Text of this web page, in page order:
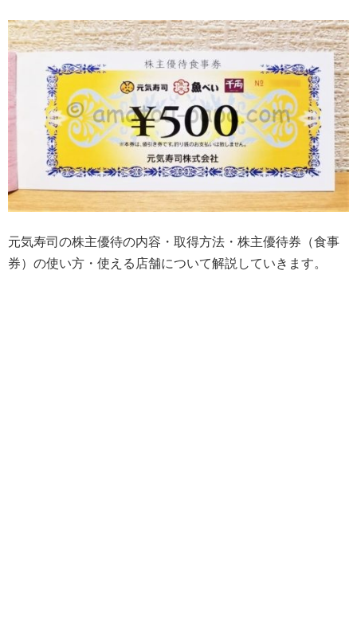
元気寿司の株主優待の内容・取得方法・株主優待券（食事
券）の使い方・使える店舗について解説していきます。